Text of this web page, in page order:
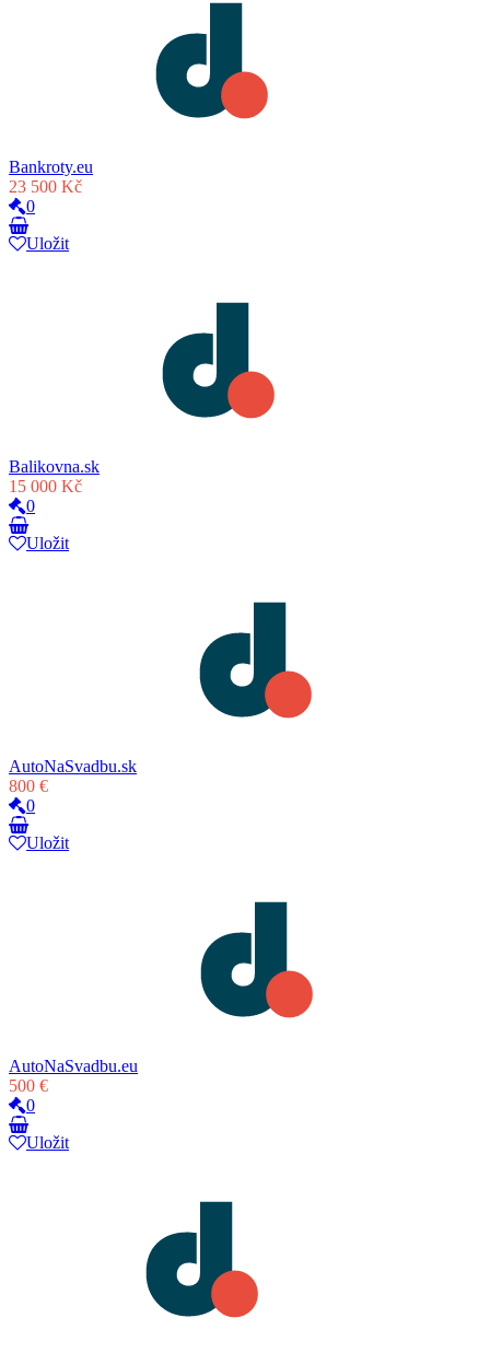
Bankroty.eu
23 500 Kč
0
Uložit
Balikovna.sk
15 000 Kč
0
Uložit
AutoNaSvadbu.sk
800 €
0
Uložit
AutoNaSvadbu.eu
500 €
0
Uložit